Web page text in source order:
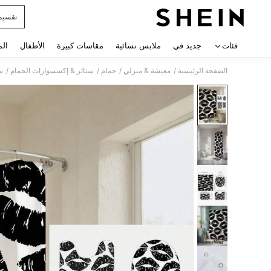
فئات جديد في ملابس نسائية مقاسات كبيرة الأطفال
الصفحة الرئيسية / معيشة & منزلي / حمام / ستائر & إكسسوارات الحمام /